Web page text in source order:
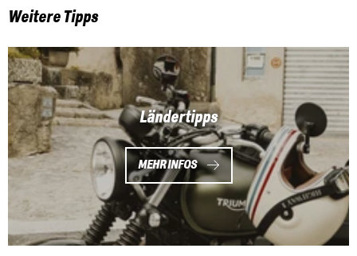
Weitere Tipps
Ländertipps
MEHR INFOS